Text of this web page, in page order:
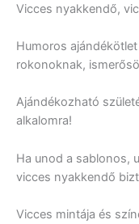
Vicces nyakkendő,
Humoros
rokonoknak,
Ajándékozható
alkalomra!
Ha unod a sablonos,
vicces nyakkendő
Vicces mintája és